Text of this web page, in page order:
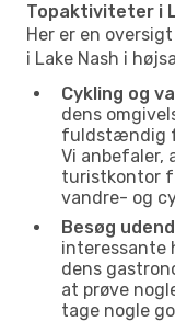
Topaktiviteter i
Her er en
i Lake Nash i
Cykling og
dens
fuldstændig
Vi anbefaler,
turistkontor
vandre- og
Besøg
interessante
dens
at prøve
tage nogle